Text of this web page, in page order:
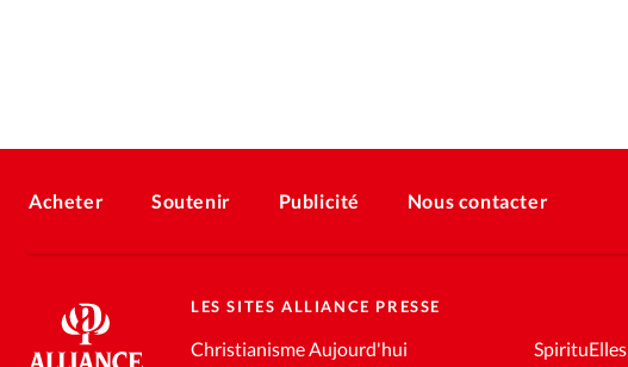
Acheter Soutenir Publicité Nous contacter
LES SITES ALLIANCE PRESSE
Christianisme Aujourd'hui SpirituElles